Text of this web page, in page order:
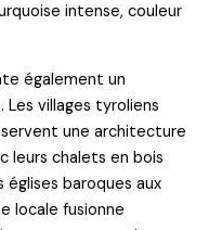
intense, couleur
également un
villages tyroliens
une architecture
leurs chalets en bois
baroques aux
locale fusionne